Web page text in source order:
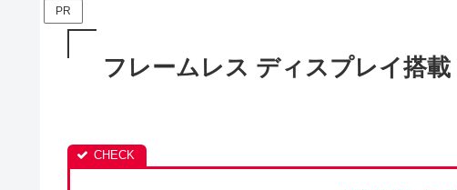
PR
フレームレス ディスプレイ搭